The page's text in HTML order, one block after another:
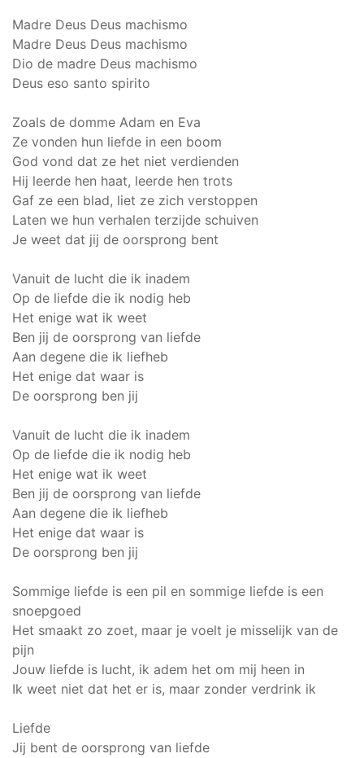
Madre Deus Deus machismo
Madre Deus Deus machismo
Dio de madre Deus machismo
Deus eso santo spirito
Zoals de domme Adam en Eva
Ze vonden hun liefde in een boom
God vond dat ze het niet verdienden
Hij leerde hen haat, leerde hen trots
Gaf ze een blad, liet ze zich verstoppen
Laten we hun verhalen terzijde schuiven
Je weet dat jij de oorsprong bent
Vanuit de lucht die ik inadem
Op de liefde die ik nodig heb
Het enige wat ik weet
Ben jij de oorsprong van liefde
Aan degene die ik liefheb
Het enige dat waar is
De oorsprong ben jij
Vanuit de lucht die ik inadem
Op de liefde die ik nodig heb
Het enige wat ik weet
Ben jij de oorsprong van liefde
Aan degene die ik liefheb
Het enige dat waar is
De oorsprong ben jij
Sommige liefde is een pil en sommige liefde is een
snoepgoed
Het smaakt zo zoet, maar je voelt je misselijk van de
pijn
Jouw liefde is lucht, ik adem het om mij heen in
Ik weet niet dat het er is, maar zonder verdrink ik
Liefde
Jij bent de oorsprong van liefde